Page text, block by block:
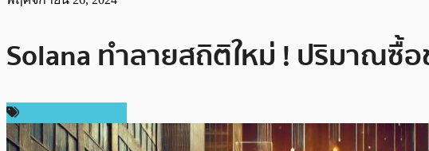
Solana ทำลายสถิติใหม่ ! ปริมาณซื้